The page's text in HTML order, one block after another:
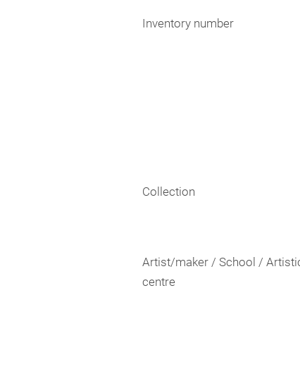
Inventory number
Collection
Artist/maker / School /
centre